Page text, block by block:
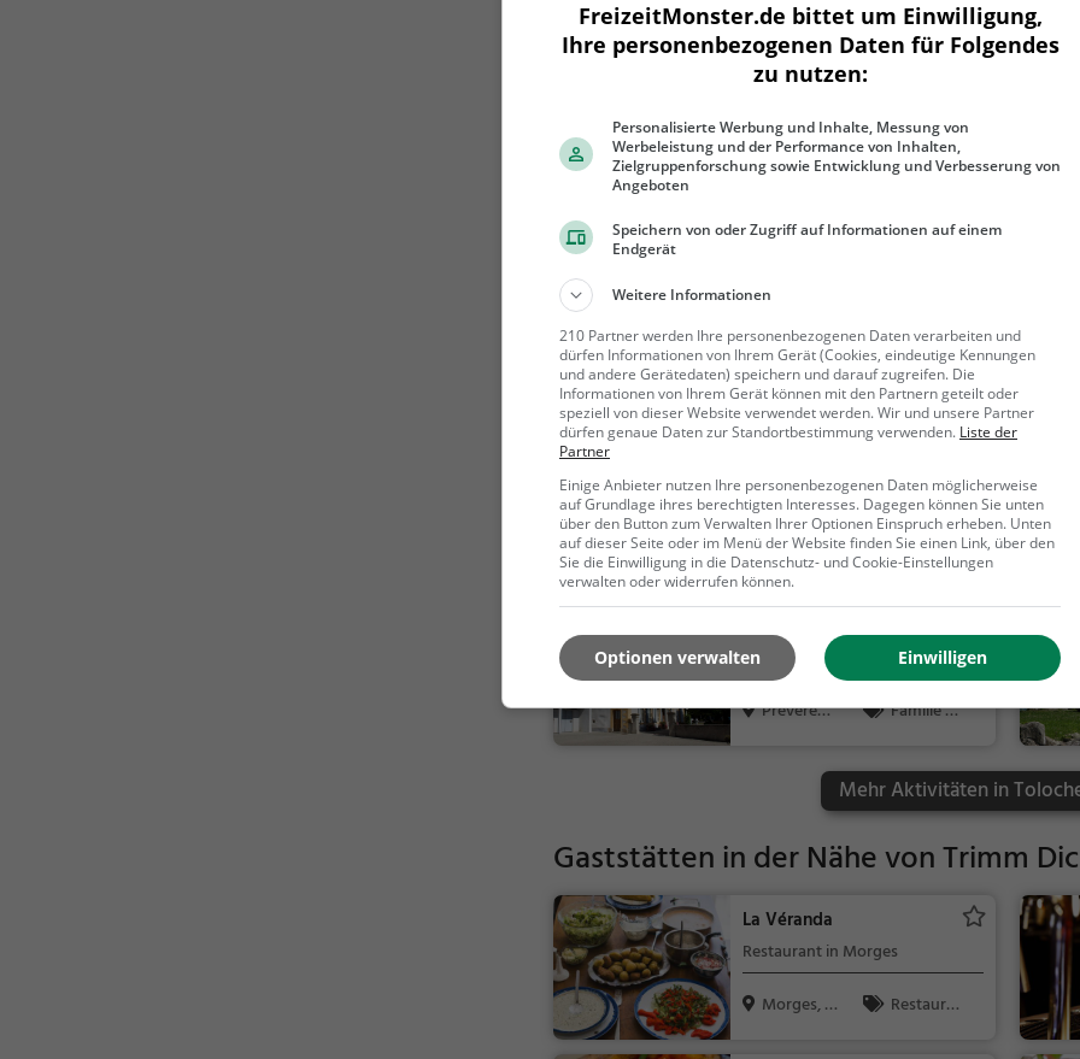
Ähnliche Aktivitäten wieTrimm Dich
Waadtländisches
Militärmuseum Morges
Museum in Morges
Morges, S
chweiz
Kunst &
Museen
Adelssitz in Vufflens-le-Château
Vufflens-le
-Château,...
Familie &
nswürdigkeit
Adelssitz in Préverenges
Prévereng
Familie &
nswürdigkeit
Mehr Aktivitäten in
Gaststätten in der Nähe vonTrimm
La Véranda
Restaurant in Morges
Morges, S
Restaura
FreizeitMonster.de bittet um Einwilligung,
Ihre personenbezogenen Daten für Folgendes
zu nutzen:
Personalisierte Werbung und Inhalte, Messung von
Werbeleistung und der Performance von Inhalten,
Zielgruppenforschung sowie Entwicklung und Verbesserung von
Angeboten
Speichern von oder Zugriff auf Informationen auf einem
Endgerät
Weitere Informationen
210 Partner werden Ihre personenbezogenen Daten verarbeiten und
dürfen Informationen von Ihrem Gerät (Cookies, eindeutige Kennungen
und andere Gerätedaten) speichern und darauf zugreifen. Die
Informationen von Ihrem Gerät können mit den Partnern geteilt oder
speziell von dieser Website verwendet werden. Wir und unsere Partner
dürfen genaue Daten zur Standortbestimmung verwenden. Liste der
Partner
Einige Anbieter nutzen Ihre personenbezogenen Daten möglicherweise
auf Grundlage ihres berechtigten Interesses. Dagegen können Sie unten
über den Button zum Verwalten Ihrer Optionen Einspruch erheben. Unten
auf dieser Seite oder im Menü der Website finden Sie einen Link, über den
Sie die Einwilligung in die Datenschutz- und Cookie-Einstellungen
verwalten oder widerrufen können.
Einwilligen
Optionen verwalten